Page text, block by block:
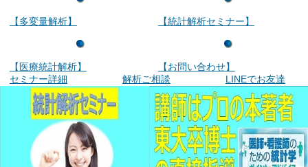
【多変量解析】
【医療統計解析】
【統計解析セミナー】
【お問い合わせ】
セミナー詳細
解析ご相談 LINEでお友達